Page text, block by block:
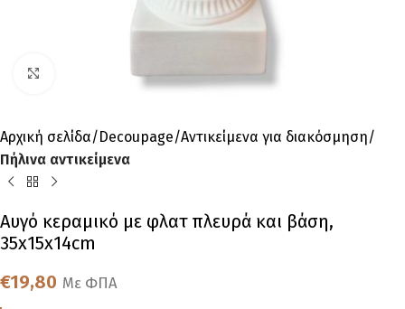
Click to enlarge
Αρχική σελίδα Decoupage Αντικείμενα για διακόσμηση
Πήλινα αντικείμενα
Αυγό κεραμικό με φλατ πλευρά και βάση,
35x15x14cm
€19,80 Με ΦΠΑ